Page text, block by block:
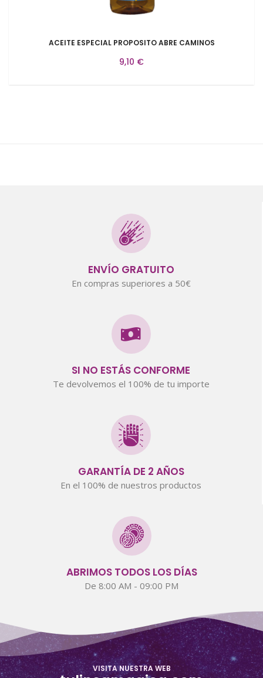
ACEITE ESPECIAL PROPOSITO ABRE CAMINOS
9,10 €
ENVÍO GRATUITO
En compras superiores a 50€
SI NO ESTÁS CONFORME
Te devolvemos el 100% de tu importe
GARANTÍA DE 2 AÑOS
En el 100% de nuestros productos
ABRIMOS TODOS LOS DÍAS
De 8:00 AM - 09:00 PM
VISITA NUESTRA WEB